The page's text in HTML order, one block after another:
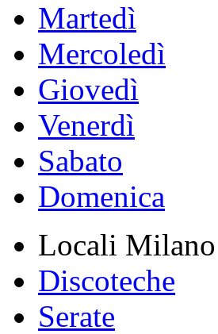
Martedì
Mercoledì
Giovedì
Venerdì
Sabato
Domenica
Locali Milano
Discoteche
Serate